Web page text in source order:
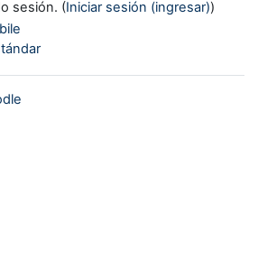
sesión. (Iniciar sesión (ingresar))